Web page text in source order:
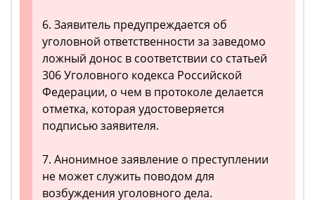
6. Заявитель предупреждается об
уголовной ответственности за заведомо
ложный донос в соответствии со статьей
306 Уголовного кодекса Российской
Федерации, о чем в протоколе делается
отметка, которая удостоверяется
подписью заявителя.
7. Анонимное заявление о преступлении
не может служить поводом для
возбуждения уголовного дела.